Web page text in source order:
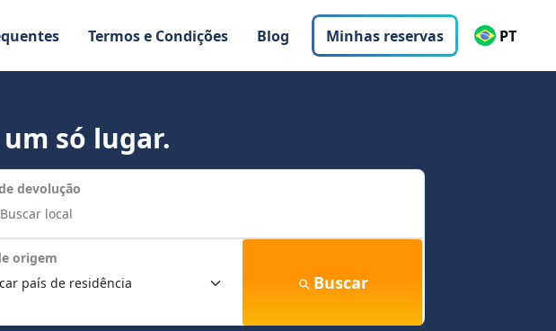
Termos e Condições Blog Minhas reservas PT
só lugar.
devolução
origem
Buscar